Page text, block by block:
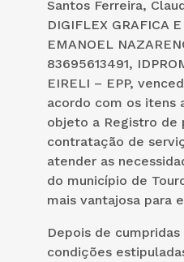
Santos Ferreira,
DIGIFLEX GRAFICA
EMANOEL
83695613491,
EIRELI – EPP,
acordo com os itens
objeto a Registro de
contratação de
atender as
do município de
mais vantajosa para
Depois de
condições